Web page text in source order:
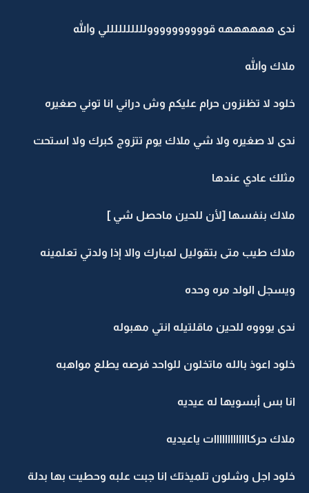
ندى ههههههه قووووووووووللللللللللي والله
ملاك والله
خلود لا تظنزون حرام عليكم وش دراني انا توني صغيره
ندى لا صغيره ولا شي ملاك يوم تتزوج كبرك ولا استحت
مثلك عادي عندها
ملاك بنفسها [لأن للحين ماحصل شي ]
ملاك طيب متى بتقوليل لمبارك والا إذا ولدتي تعلمينه
ويسجل الولد مره وحده
ندى يوووه للحين ماقلتيله انتي مهبوله
خلود اعوذ بالله ماتخلون للواحد فرصه يطلع مواهبه
انا بس أبسويها له عيديه
ملاك حركااااااااااااات ياعيديه
خلود اجل وشلون تلميذتك انا جبت علبه وحطيت بها بدلة